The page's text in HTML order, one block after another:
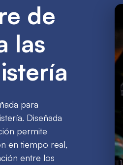
de
las
para
Diseñada
permite
en tiempo real,
entre los